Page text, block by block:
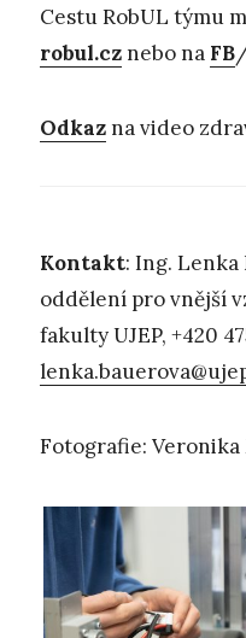
Cestu RobUL týmu
robul.cznebo na FB
Odkazna video
Kontakt: Ing.
oddělení pro vnější
fakulty UJEP, +420
Fotografie: Veronika